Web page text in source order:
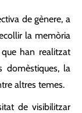
de gènere, a
la memòria
han realitzat
domèstiques, la
altres temes.
de visibilitzar